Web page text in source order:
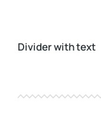
Divider with text